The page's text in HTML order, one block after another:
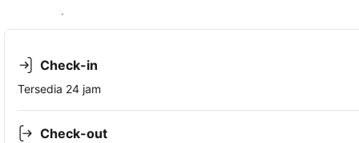
Lihat ketersediaan
Check-in
Tersedia 24 jam
Check-out